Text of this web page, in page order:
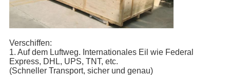
Verschiffen:
1. Auf dem Luftweg. Internationales Eil wie Federal
Express, DHL, UPS, TNT, etc.
(Schneller Transport, sicher und genau)